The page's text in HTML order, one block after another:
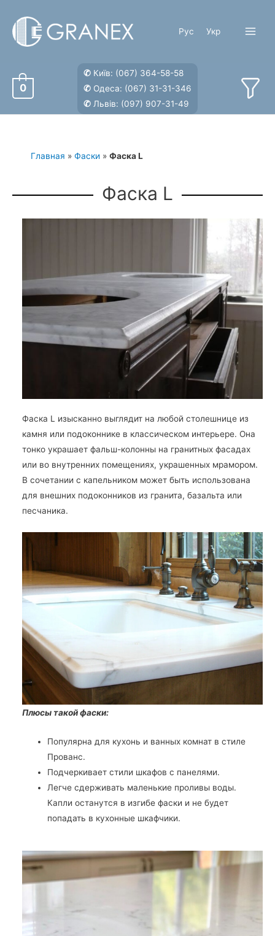
содержимому
Рус Укр
0
✆ Київ: (067) 364-58-58
✆ Одеса: (067) 31-31-346
✆ Львів: (097) 907-31-49
Главная » Фаски » Фаска L
Фаска L
Фаска L изысканно выглядит на любой столешнице из
камня или подоконнике в классическом интерьере. Она
тонко украшает фальш-колонны на гранитных фасадах
или во внутренних помещениях, украшенных мрамором.
В сочетании с капельником может быть использована
для внешних подоконников из гранита, базальта или
песчаника.
Плюсы такой фаски:
Популярна для кухонь и ванных комнат в стиле
Прованс.
Подчеркивает стили шкафов с панелями.
Легче сдерживать маленькие проливы воды.
Капли останутся в изгибе фаски и не будет
попадать в кухонные шкафчики.